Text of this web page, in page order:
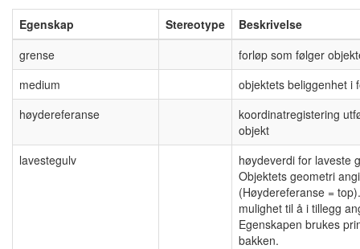
Egenskap Stereotype
Beskrivelse
grense
forløp som følger
medium
objektets beliggenhet i
høydereferanse
koordinatregistering
objekt
lavestegulv
høydeverdi for laveste
Objektets geometri
(Høydereferanse =
mulighet til å i tillegg
Egenskapen brukes
bakken.